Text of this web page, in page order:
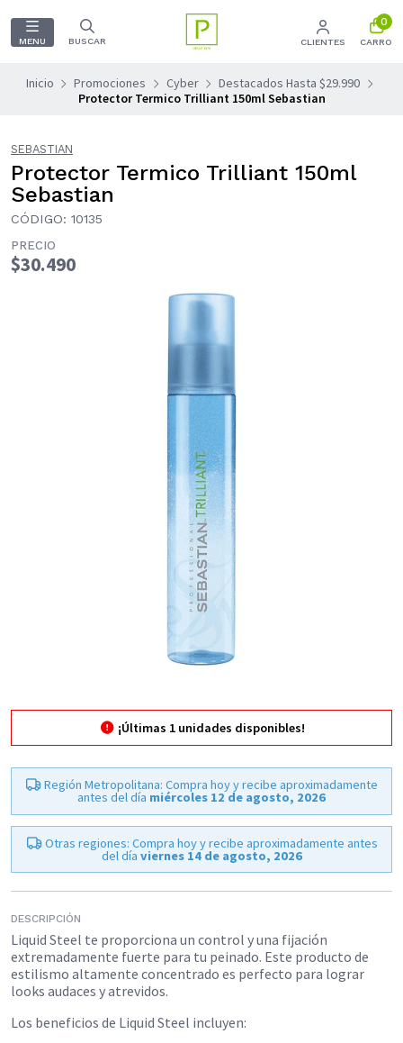
MENU BUSCAR CLIENTES
0
CARRO
Inicio Promociones Cyber
Destacados Hasta $29.990
Protector Termico Trilliant 150ml Sebastian
SEBASTIAN
Protector Termico Trilliant 150ml
Sebastian
CÓDIGO: 10135
PRECIO
$30.490
¡Últimas 1unidades disponibles!
Región Metropolitana: Compra hoy y recibe aproximadamente
antes del día miércoles 12 de agosto, 2026
Otras regiones: Compra hoy y recibe aproximadamente antes
del día viernes 14 de agosto, 2026
DESCRIPCIÓN
Liquid Steel te proporciona un control y una fijación
extremadamente fuerte para tu peinado. Este producto de
estilismo altamente concentrado es perfecto para lograr
looks audaces y atrevidos.
Los beneficios de Liquid Steel incluyen: